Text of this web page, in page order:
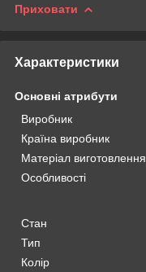
Приховати
Характеристики
Основні атрибути
Виробник
Країна виробник
Матеріал виготовлення
Особливості
Стан
Тип
Колір